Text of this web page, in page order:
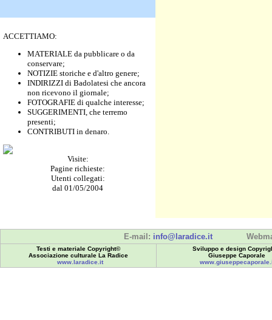
ACCETTIAMO:
MATERIALE da pubblicare o da
conservare;
NOTIZIE storiche e d'altro genere;
INDIRIZZI di Badolatesi che ancora
non ricevono il giornale;
FOTOGRAFIE di qualche interesse;
SUGGERIMENTI, che terremo
presenti;
CONTRIBUTI in denaro.
Visite:
Pagine richieste:
Utenti collegati:
dal 01/05/2004
info@laradice.it
Testi e materiale Copyright©
Associazione culturale La Radice
Sviluppo e design
Giuseppe Caporale